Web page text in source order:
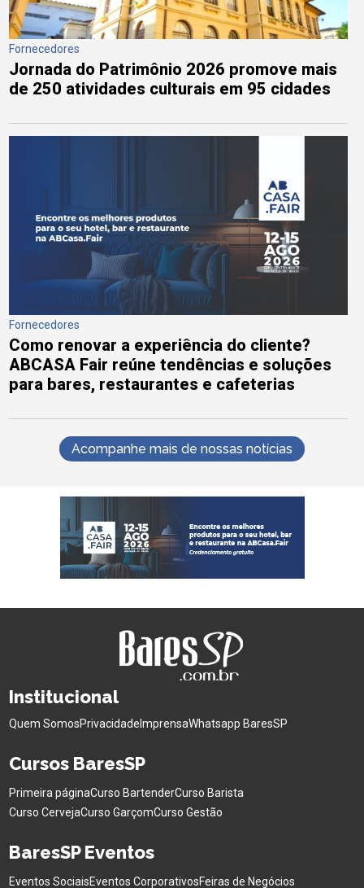
Fornecedores
Jornada do Patrimônio 2026 promove mais
de 250 atividades culturais em 95 cidades
Fornecedores
Como renovar a experiência do cliente?
ABCASA Fair reúne tendências e soluções
para bares, restaurantes e cafeterias
Acompanhe mais de nossas notícias
Institucional
Quem SomosPrivacidade ImprensaWhatsapp BaresSP
Cursos BaresSP
Primeira páginaCurso BartenderCurso Barista
Curso CervejaCurso GarçomCurso Gestão
BaresSP Eventos
Eventos SociaisEventos CorporativosFeiras de Negócios